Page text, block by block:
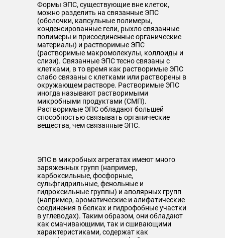
Формы ЭПС, существующие вне клеток,
можно разделить на связанные ЭПС
(оболочки, капсульные полимеры,
конденсированные гели, рыхло связанные
полимеры и присоединенные органические
материалы) и растворимые ЭПС
(растворимые макромолекулы, коллоиды и
слизи). Связанные ЭПС тесно связаны с
клетками, в то время как растворимые ЭПС
слабо связаны с клетками или растворены в
окружающем растворе. Растворимые ЭПС
иногда называют растворимыми
микробными продуктами (СМП).
Растворимые ЭПС обладают большей
способностью связывать органические
вещества, чем связанные ЭПС.
ЭПС в микробных агрегатах имеют много
заряженных групп (например,
карбоксильные, фосфорные,
сульфгидрильные, фенольные и
гидроксильные группы) и аполярных групп
(например, ароматические и алифатические
соединения в белках и гидрофобные участки
в углеводах). Таким образом, они обладают
как смачивающими, так и сшивающими
характеристиками, содержат как